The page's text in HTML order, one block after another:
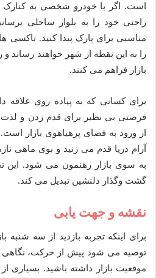
است. اگر با خودرو شخصی به کنارک
راحتی خود را به بلوار ساحلی
مناسبی برای پارک پیدا کنید.
را به این نقطه از شهر خواهند رساند
بازار فراهم می کنند.
برای کسانی که به پیاده روی علاقه
فرصتی بی نظیر برای قدم زدن و لذت
از ورود به فضای پرهیاهوی بازار
آرام دریا قدم می زنید و بوی ماهی
به سوی بازار رهنمون می شود. این
گشت وگذار دلنشین تبدیل می کند.
نقشه و جهت یابی
برای اینکه تجربه بازدید از سه شنبه
توصیه می شود پیش از حرکت، نگاهی
موقعیت بازار داشته باشید. بسیاری